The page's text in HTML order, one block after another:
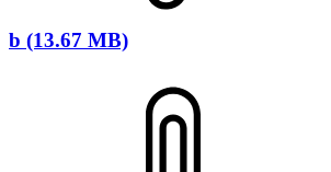
b (13.67 MB)